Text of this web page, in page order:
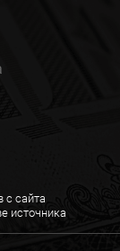
с сайта
источника